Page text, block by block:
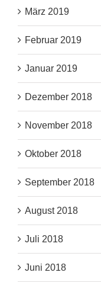
März 2019
Februar 2019
Januar 2019
Dezember 2018
November 2018
Oktober 2018
September 2018
August 2018
Juli 2018
Juni 2018